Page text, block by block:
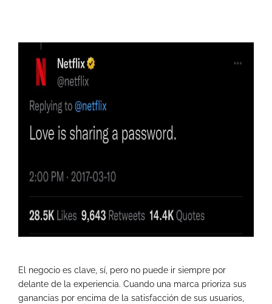
El negocio es clave, sí, pero no puede ir siempre por
delante de la experiencia. Cuando una marca prioriza sus
ganancias por encima de la satisfacción de sus usuarios,